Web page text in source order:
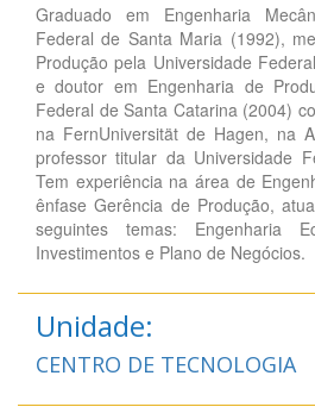
Graduado em Engenharia
Federal de Santa Maria (1992),
Produção pela Universidade
e doutor em Engenharia de
Federal de Santa Catarina (2004)
na FernUniversität de Hagen, na
professor titular da Universidade
Tem experiência na área de
ênfase Gerência de Produção,
seguintes temas: Engenharia
Investimentos e Plano de Negócios.
Unidade:
CENTRO DE TECNOLOGIA